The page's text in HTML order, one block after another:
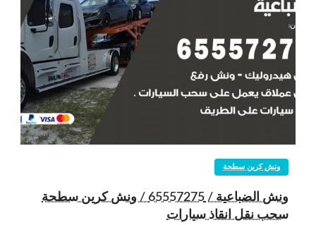
ونش كرين سطحة
ونش الضباعية / 65557275 / ونش كرين سطحة
سحب نقل انقاذ سيارات